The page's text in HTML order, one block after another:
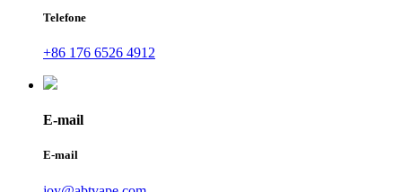
Telefone
+86 176 6526 4912
E-mail
E-mail